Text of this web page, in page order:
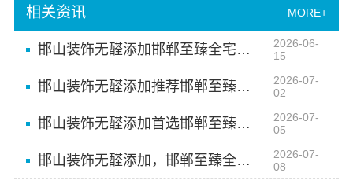
相关资讯 MORE+
邯山装饰无醛添加邯郸至臻全宅新材料有限公司
2026-06-
15
邯山装饰无醛添加推荐邯郸至臻全宅新材料有限公司
2026-07-
02
邯山装饰无醛添加首选邯郸至臻全宅新材料有限公司
2026-07-
05
邯山装饰无醛添加，邯郸至臻全宅新材料有限公司源头净化
2026-07-
08